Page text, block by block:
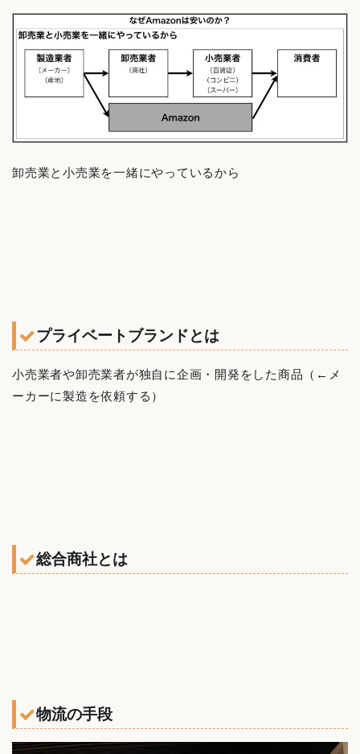
卸売業と小売業を一緒にやっているから
プライベートブランドとは
小売業者や卸売業者が独自に企画・開発をした商品（←メ
ーカーに製造を依頼する）
総合商社とは
物流の手段